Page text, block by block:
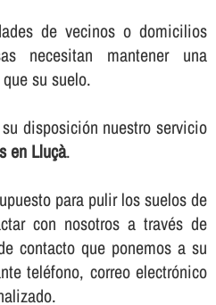
de vecinos o domicilios
necesitan mantener una
su suelo.
disposición nuestro servicio
en Lluçà.
para pulir los suelos de
con nosotros a través de
contacto que ponemos a su
teléfono, correo electrónico